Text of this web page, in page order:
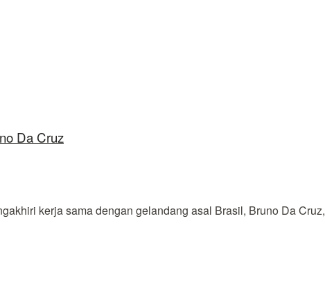
Da Cruz
kerja sama dengan gelandang asal Brasil, Bruno Da